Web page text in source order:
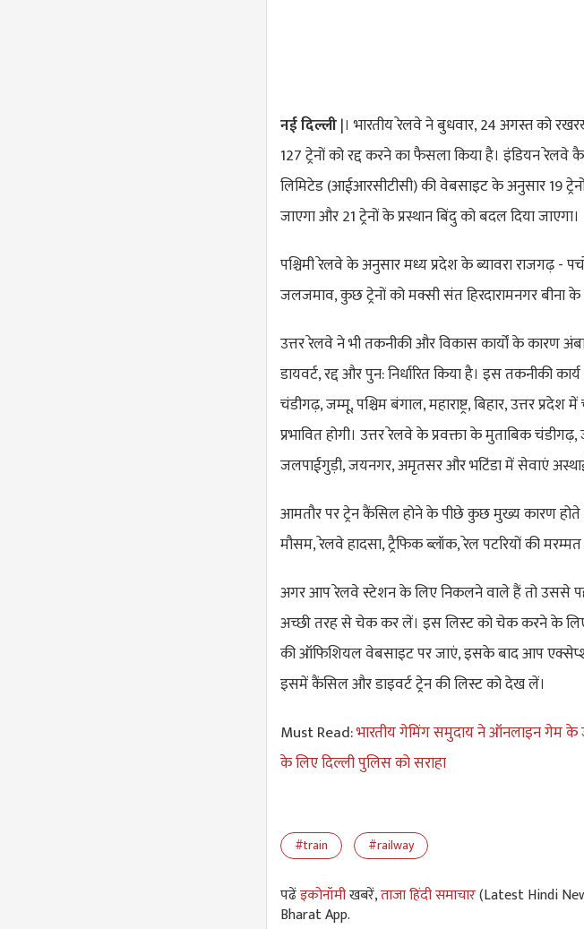
नई दिल्ली|। भारतीय रेलवे ने बुधवार, 24 अगस्त को
127 ट्रेनों को रद्द करने का फैसला किया है। इंडियन रेलवे
लिमिटेड (आईआरसीटीसी) की वेबसाइट के अनुसार 19
जाएगा और 21 ट्रेनों के प्रस्थान बिंदु को बदल दिया जाएगा।
पश्चिमी रेलवे के अनुसार मध्य प्रदेश के ब्यावरा राजगढ़ -
जलजमाव, कुछ ट्रेनों को मक्सी संत हिरदारामनगर बीना के
उत्तर रेलवे ने भी तकनीकी और विकास कार्यों के कारण
डायवर्ट, रद्द और पुन: निर्धारित किया है। इस तकनीकी
चंडीगढ़, जम्मू, पश्चिम बंगाल, महाराष्ट्र, बिहार, उत्तर
प्रभावित होगी। उत्तर रेलवे के प्रवक्ता के मुताबिक
जलपाईगुड़ी, जयनगर, अमृतसर और भटिंडा में सेवाएं अस्थाई
आमतौर पर ट्रेन कैंसिल होने के पीछे कुछ मुख्य कारण होते
मौसम, रेलवे हादसा, ट्रैफिक ब्लॉक, रेल पटरियों की
अगर आप रेलवे स्टेशन के लिए निकलने वाले हैं तो उससे
अच्छी तरह से चेक कर लें। इस लिस्ट को चेक करने के
की ऑफिशियल वेबसाइट पर जाएं, इसके बाद आप
इसमें कैंसिल और डाइवर्ट ट्रेन की लिस्ट को देख लें।
Must Read:भारतीय गेमिंग समुदाय ने ऑनलाइन गेम के
के लिए दिल्ली पुलिस को सराहा
#train #railway
पढेंइकोनॉमीखबरें,ताजा हिंदी समाचार(Latest Hindi
Bharat App.